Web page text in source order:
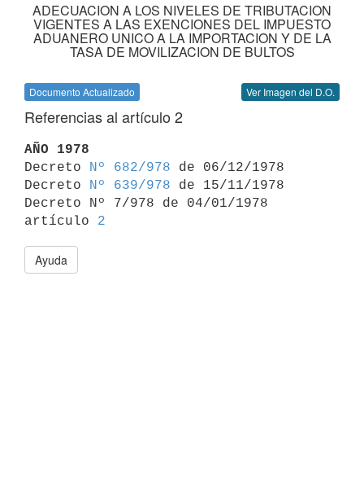
ADECUACION A LOS NIVELES DE TRIBUTACION
VIGENTES A LAS EXENCIONES DEL IMPUESTO
ADUANERO UNICO A LA IMPORTACION Y DE LA
TASA DE MOVILIZACION DE BULTOS
Documento Actualizado Ver Imagen del D.O.
Referencias al artículo 2
AÑO 1978
Decreto
Nº 682/978 de 06/12/1978
Decreto
Nº 639/978 de 15/11/1978
Decreto Nº 7/978 de 04/01/1978
artículo 2
Ayuda